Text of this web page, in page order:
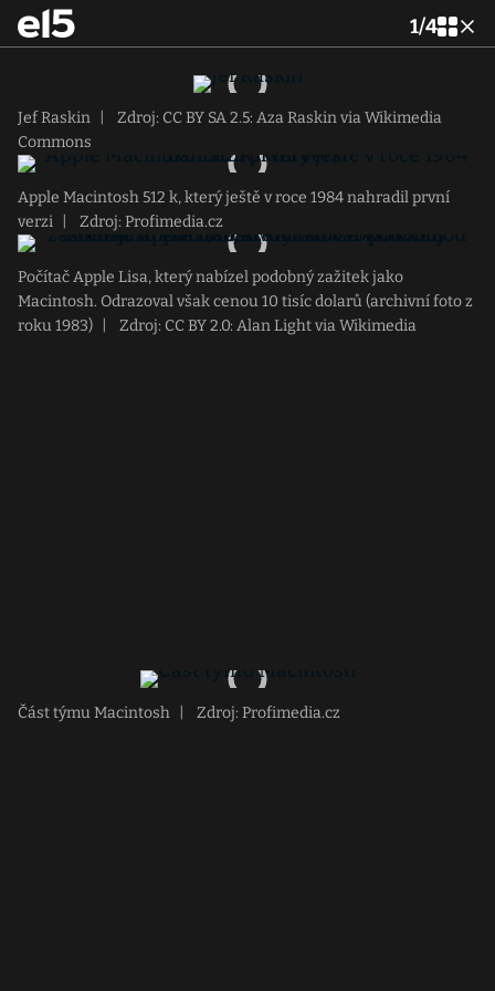
1/4
Jef Raskin
Zdroj: CC BY SA 2.5: Aza Raskin via Wikimedia
Commons
Apple Macintosh 512 k, který ještě v roce 1984 nahradil první
verzi
Zdroj: Profimedia.cz
Počítač Apple Lisa, který nabízel podobný zažitek jako
Macintosh. Odrazoval však cenou 10 tisíc dolarů (archivní foto z
roku 1983)
Zdroj: CC BY 2.0: Alan Light via Wikimedia
Část týmu Macintosh Zdroj: Profimedia.cz